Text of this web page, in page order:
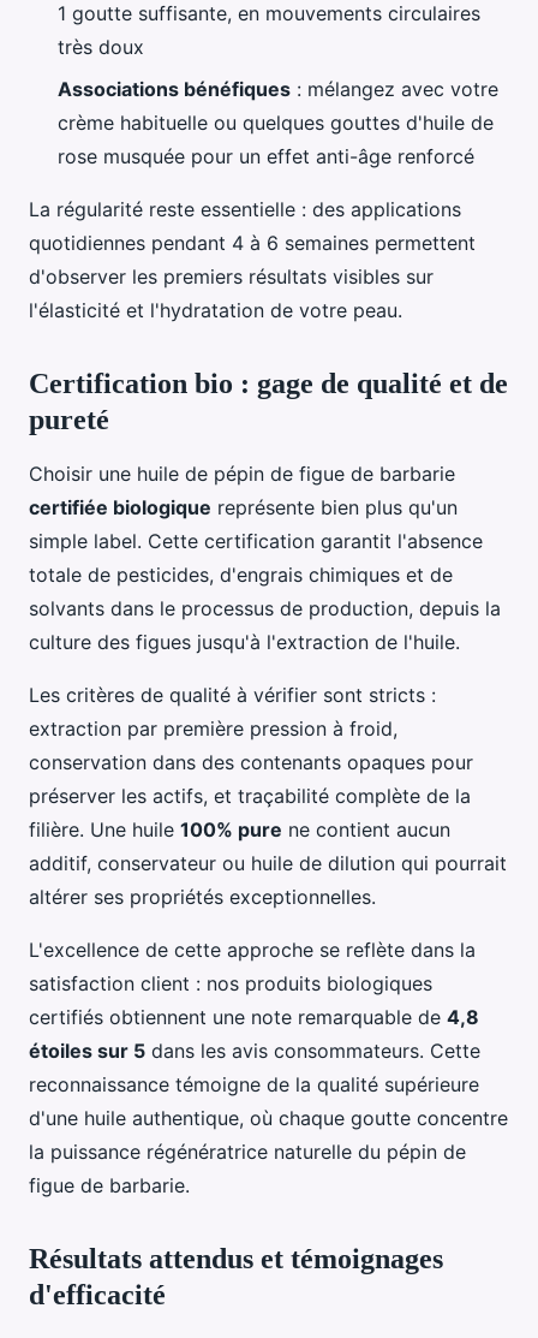
1 goutte suffisante, en mouvements circulaires
très doux
Associations bénéfiques : mélangez avec votre
crème habituelle ou quelques gouttes d'huile de
rose musquée pour un effet anti-âge renforcé
La régularité reste essentielle : des applications
quotidiennes pendant 4 à 6 semaines permettent
d'observer les premiers résultats visibles sur
l'élasticité et l'hydratation de votre peau.
Certification bio : gage de qualité et de
pureté
Choisir une huile de pépin de figue de barbarie
certifiée biologique représente bien plus qu'un
simple label. Cette certification garantit l'absence
totale de pesticides, d'engrais chimiques et de
solvants dans le processus de production, depuis la
culture des figues jusqu'à l'extraction de l'huile.
Les critères de qualité à vérifier sont stricts :
extraction par première pression à froid,
conservation dans des contenants opaques pour
préserver les actifs, et traçabilité complète de la
filière. Une huile 100% pure ne contient aucun
additif, conservateur ou huile de dilution qui pourrait
altérer ses propriétés exceptionnelles.
L'excellence de cette approche se reflète dans la
satisfaction client : nos produits biologiques
certifiés obtiennent une note remarquable de 4,8
étoiles sur 5 dans les avis consommateurs. Cette
reconnaissance témoigne de la qualité supérieure
d'une huile authentique, où chaque goutte concentre
la puissance régénératrice naturelle du pépin de
figue de barbarie.
Résultats attendus et témoignages
d'efficacité